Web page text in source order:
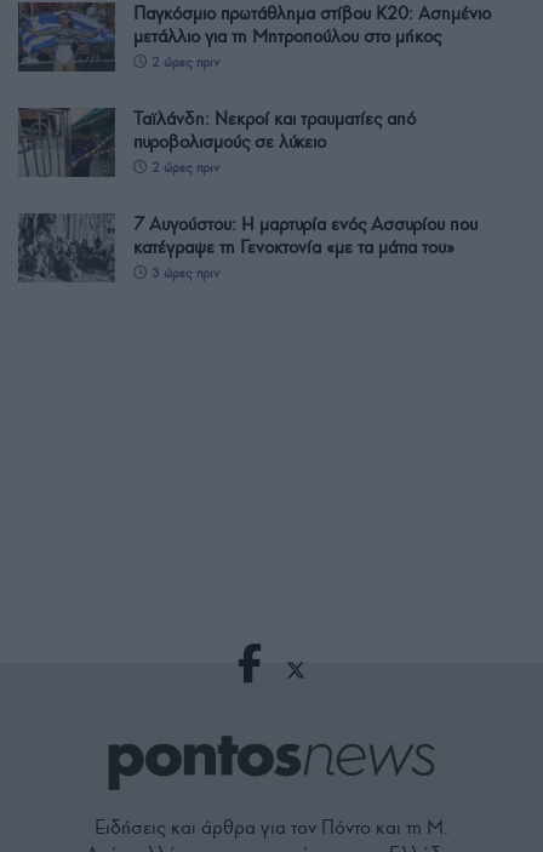
Παγκόσμιο πρωτάθλημα στίβου Κ20: Ασημένιο
μετάλλιο για τη Μητροπούλου στο μήκος
2 ώρες πριν
Ταϊλάνδη: Νεκροί και τραυματίες από
πυροβολισμούς σε λύκειο
2 ώρες πριν
7 Αυγούστου: Η μαρτυρία ενός Ασσυρίου που
κατέγραψε τη Γενοκτονία «με τα μάτια του»
3 ώρες πριν
Ειδήσεις και άρθρα για τον Πόντο και τη Μ.